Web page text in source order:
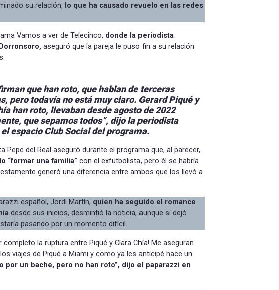
su relación, lo que ha causado revuelo en las redes
Vamos a ver de Telecinco, donde la periodista
aseguró que la pareja le puso fin a su relación
que han roto, que hablan de terceras
pero todavía no está muy claro. GerardPiqué y
han roto, llevaban desde agosto de 2022
que sepamos todos”, dijo la periodista
espacio Club Social del programa.
Pepe del Real aseguró durante el programa que, al parecer,
“formar una familia” con el exfutbolista, pero él se habría
generó una diferencia entre ambos que los llevó a
español, Jordi Martín, quien ha seguido el romance
desde sus inicios, desmintió la noticia, aunque sí dejó
pasando por un momento difícil.
completo la ruptura entre Piqué y Clara Chía! Me aseguran
viajes de Piqué a Miami y como ya les anticipé hace un
por un bache, pero no han roto”, dijo el paparazzi en